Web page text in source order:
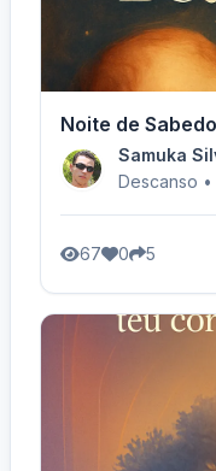
Noite de
Samuka
Descanso
67 0 5